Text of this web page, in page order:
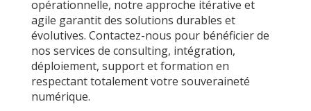
opérationnelle, notre approche itérative et
agile garantit des solutions durables et
évolutives. Contactez-nous pour bénéficier de
nos services de consulting, intégration,
déploiement, support et formation en
respectant totalement votre souveraineté
numérique.